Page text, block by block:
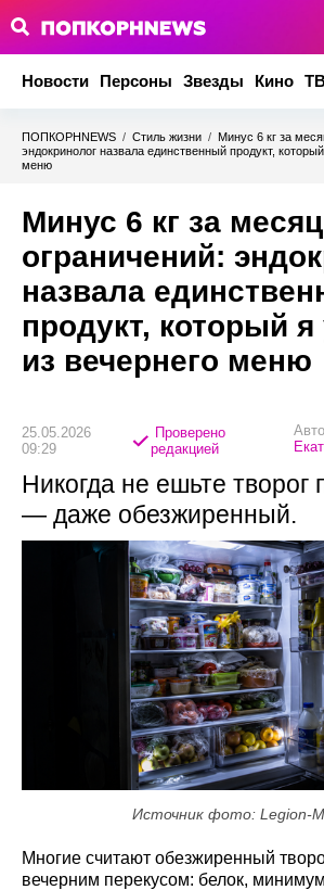
Новости Персоны Звезды Кино
ПОПКОРНNEWS / Стиль жизни / Минус 6 кг за
эндокринолог назвала единственный продукт,
меню
Минус 6 кг за
ограничений:
назвала
продукт, который
из вечернего меню
25.05.2026
09:29
Проверено
редакцией
Никогда не ешьте творог
— даже обезжиренный.
Источник фото: Legion-
Многие считают обезжиренный
вечерним перекусом: белок,